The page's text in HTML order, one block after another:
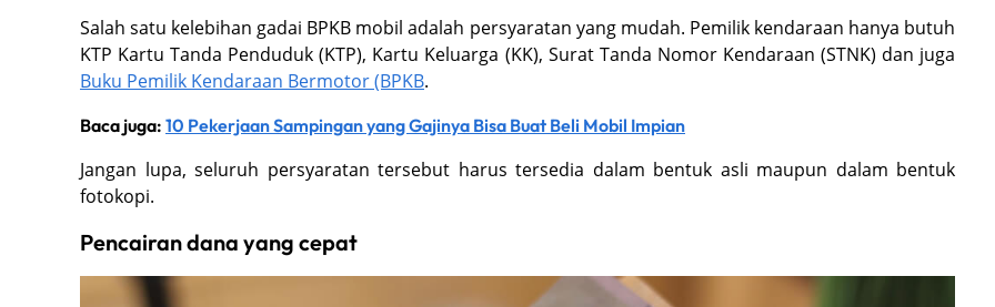
Salah satu kelebihan gadai BPKB mobil adalah persyaratan yang mudah. Pemilik kendaraan hanya butuh
KTP Kartu Tanda Penduduk (KTP), Kartu Keluarga (KK), Surat Tanda Nomor Kendaraan (STNK) dan juga
Buku Pemilik Kendaraan Bermotor (BPKB.
Baca juga: 10 Pekerjaan Sampingan yang Gajinya Bisa Buat Beli Mobil Impian
Jangan lupa, seluruh persyaratan tersebut harus tersedia dalam bentuk asli maupun dalam bentuk
fotokopi.
Pencairan dana yang cepat